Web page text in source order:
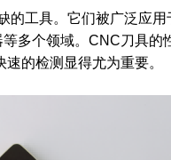
工具。它们被广泛应
多个领域。CNC刀具
的检测显得尤为重要。